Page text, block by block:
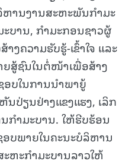
ຫານງານສະຫະພັນກໍາມະ
ບານ, ກໍາມະກອນຊາວຜູ້
ງຄວາມຮັບຮູ້-ເຂົ້າໃຈ ແລະ
ຍສູ້ຊົນໃນຕໍ່ໜ້າເພື່ອສ້າງ
ອບໃນການນໍາພາຍູ້
ປ່ຽນຢ່າງແຂງແຮງ, ເລິກ
ນກໍາມະບານ. ໃຫ້ຮີບຮ້ອນ
ບພາຍໃນຄະນະບໍລິຫານ
ຫະກໍາມະບານລາວໃຫ້